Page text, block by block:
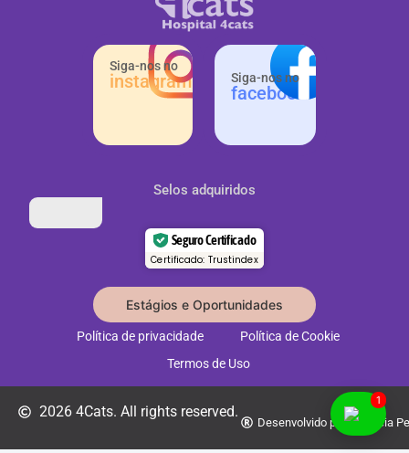
Siga-nos no
instagram Siga-nos no
facebook
Selos adquiridos
Seguro Certificado
Certificado: Trustindex
Estágios e Oportunidades
Política de privacidade
Política de Cookie
Termos de Uso
2026 4Cats. All rights reserved.
Desenvolvido por: Agência
1